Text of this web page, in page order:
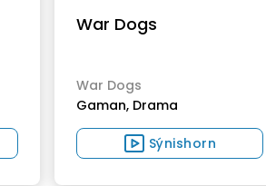
War Dogs
War Dogs
Gaman, Drama
Sýnishorn